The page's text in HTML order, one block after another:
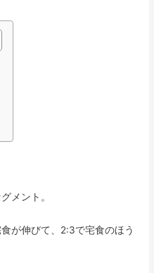
メント。
が伸びて、2:3で宅食のほう